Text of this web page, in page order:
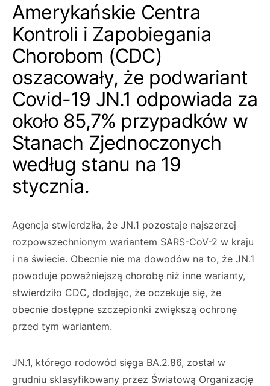
Amerykańskie Centra
Kontroli i Zapobiegania
Chorobom (CDC)
oszacowały, że podwariant
Covid-19 JN.1 odpowiada za
około 85,7% przypadków w
Stanach Zjednoczonych
według stanu na 19
stycznia.
Agencja stwierdziła, że JN.1 pozostaje najszerzej
rozpowszechnionym wariantem SARS-CoV-2 w kraju
i na świecie. Obecnie nie ma dowodów na to, że JN.1
powoduje poważniejszą chorobę niż inne warianty,
stwierdziło CDC, dodając, że oczekuje się, że
obecnie dostępne szczepionki zwiększą ochronę
przed tym wariantem.
JN.1, którego rodowód sięga BA.2.86, został w
grudniu sklasyfikowany przez Światową Organizację